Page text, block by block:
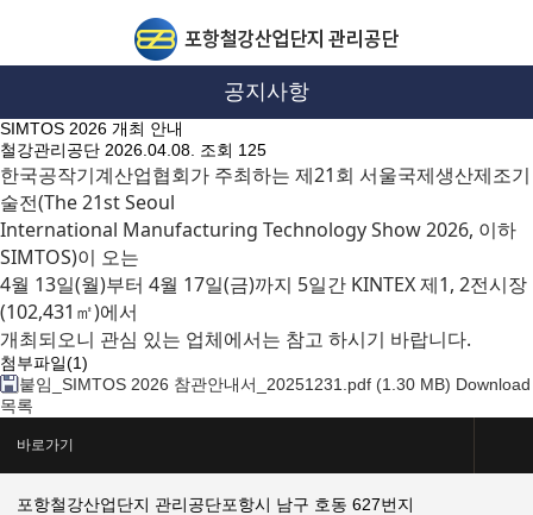
공지사항
SIMTOS 2026 개최 안내
철강관리공단 2026.04.08. 조회 125
한국공작기계산업협회가 주최하는 제21회 서울국제생산제조기
술전(The 21st Seoul
International Manufacturing Technology Show 2026, 이하
SIMTOS)이 오는
4월 13일(월)부터 4월 17일(금)까지 5일간 KINTEX 제1, 2전시장
(102,431㎡)에서
개최되오니 관심 있는 업체에서는 참고 하시기 바랍니다.
첨부파일(1)
붙임_SIMTOS 2026 참관안내서_20251231.pdf (1.30 MB) Download
목록
바로가기
포항철강산업단지 관리공단포항시 남구 호동 627번지